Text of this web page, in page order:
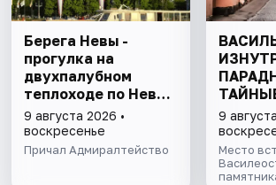
Берега Невы -
прогулка на
двухпалубном
теплоходе по Неве
с подходом к
Финскому заливу
9 августа 2026 •
воскресенье
Причал Адмиралтейство
9
Место